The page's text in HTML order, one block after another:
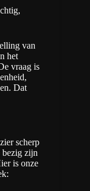
van
het
vraag is
Dat
scherp
bezig zijn
is onze